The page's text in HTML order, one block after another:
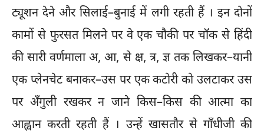
ट्यूशन देने और सिलाई–बुनाई में लगी रहती हैं । इन दोनों
कामों से फुरसत मिलने पर वे एक चौकी पर चॉक से हिंदी
की सारी वर्णमाला अ, आ, से क्ष, त्र, ज्ञ तक लिखकर–यानी
एक प्लेनचेट बनाकर–उस पर एक कटोरी को उलटाकर उस
पर अँगुली रखकर न जाने किस–किस की आत्मा का
आह्वान करती रहती हैं । उन्हें खासतौर से गाँधीजी की